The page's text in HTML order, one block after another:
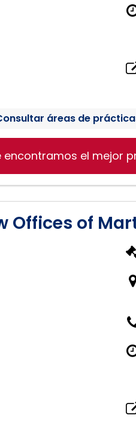
áreas de
Servicios legales en
encontramos el mejor
Offices of